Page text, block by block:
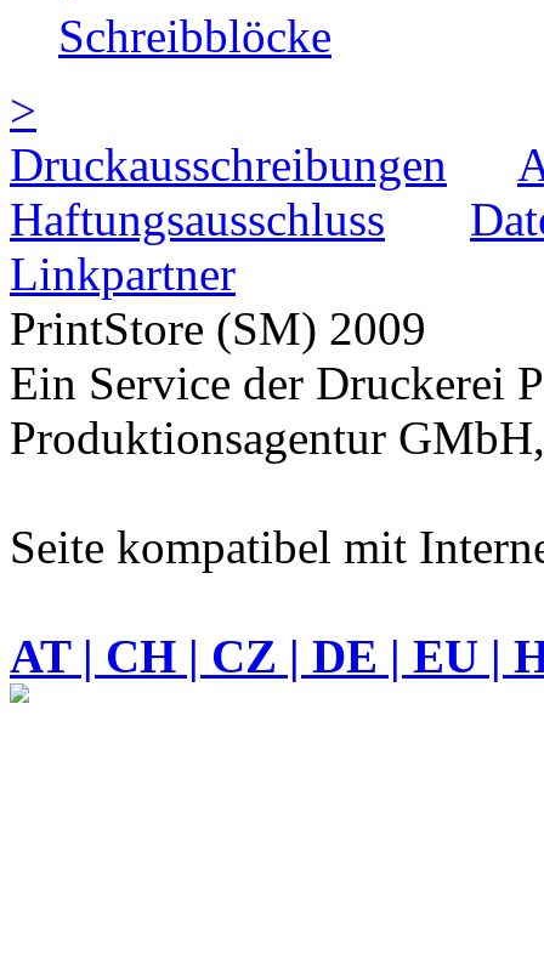
Schreibblöcke
>
Druckausschreibungen
Haftungsausschluss
Linkpartner
PrintStore (SM) 2009
Ein Service der Druckerei
Produktionsagentur
Seite kompatibel mit
AT | CH | CZ | DE | EU |